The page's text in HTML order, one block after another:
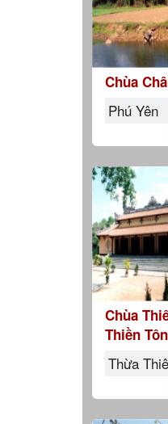
Chùa
Phú Yên
Chùa
Thiền Tôn
Thừa